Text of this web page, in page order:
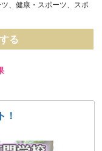
、健康・スポーツ、スポ
る
！